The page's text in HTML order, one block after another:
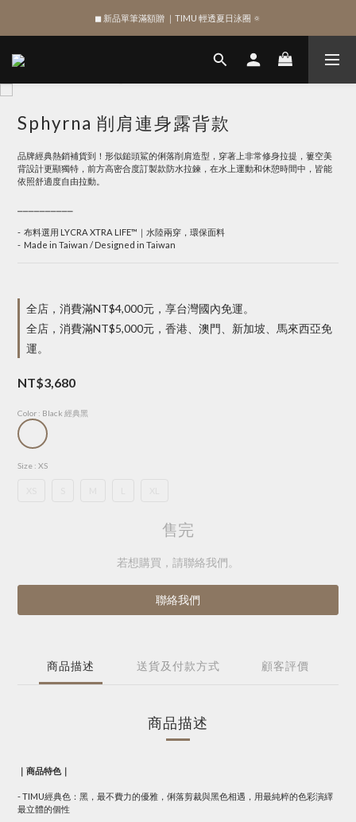
綁定 LINE 註冊新會員，獲得 $100 購物金
◼︎ 新品單筆滿額贈 ｜TIMU 輕透夏日泳圈 🔅
綁定 LINE 註冊新會員，獲得 $100 購物金
Sphyrna 削肩連身露背款
品牌經典熱銷補貨到！形似鎚頭鯊的俐落削肩造型，穿著上非常修身拉提，簍空美
背設計更顯獨特，前方高密合度訂製款防水拉鍊，在水上運動和休憩時間中，皆能
依照舒適度自由拉動。
-  布料選用 LYCRA XTRA LIFE™｜水陸兩穿，環保面料
-  Made in Taiwan / Designed in Taiwan
全店，消費滿NT$4,000元，享台灣國內免運。
全店，消費滿NT$5,000元，香港、澳門、新加坡、馬來西亞免
運。
NT$3,680
Color : Black 經典黑
Size : XS
售完
若想購買，請聯絡我們。
聯絡我們
商品描述 送貨及付款方式 顧客評價
商品描述
｜商品特色｜
- TIMU經典色：黑，最不費力的優雅，俐落剪裁與黑色相遇，用最純粹的色彩演繹
最立體的個性